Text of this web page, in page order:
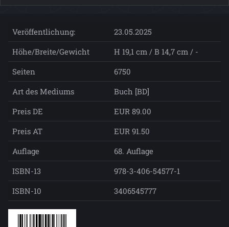
Veröffentlichung:
23.05.2025
Höhe/Breite/Gewicht
H 19,1 cm / B 14,7 cm / -
Seiten
6750
Art des Mediums
Buch [BD]
Preis DE
EUR 89.00
Preis AT
EUR 91.50
Auflage
68. Auflage
ISBN-13
978-3-406-54577-1
ISBN-10
3406545777